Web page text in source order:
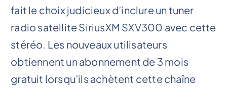
fait le choix judicieux d’inclure un tuner
radio satellite SiriusXM SXV300 avec cette
stéréo. Les nouveaux utilisateurs
obtiennent un abonnement de 3 mois
gratuit lorsqu’ils achètent cette chaîne